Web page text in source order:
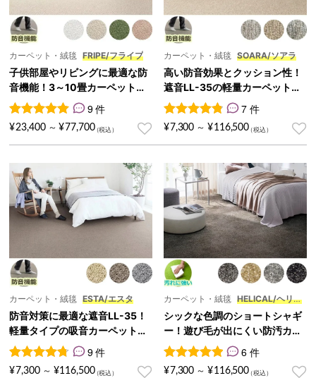
カーペット・絨毯 FRIPE/フライプ
子供部屋やリビングに最適な防
音機能！3～10畳カーペット『F
RIPE/フライプ』
9
件の利用者評価に基づく5段階評価のうち、5.00 点
9 件
¥23,400 ～ ¥ 77,700
カーペット・絨毯 SOARA/ソアラ
高い防音効果とクッション性！
遮音LL-35の軽量カーペット
『SOARA/ソアラ』
7
件の利用者評価に基づく5段
7 件
¥ 7,300 ～ ¥116,500
カーペット・絨毯 ESTA/エスタ
防音対策に最適な遮音LL-35！
軽量タイプの吸音カーペット
『ESTA/エスタ』
9
件の利用者評価に基づく5段階評価のうち、4.78 点
9 件
¥ 7,300 ～ ¥116,500
カーペット・絨毯 HELICAL/ヘリカ
ル
シックな色調のショートシャギ
ー！遊び毛が出にくい防汚カー
ペット『HELICAL/ヘリカル』
6
件の利用者評価に基づく5段
6 件
¥ 7,300 ～ ¥ 116,500